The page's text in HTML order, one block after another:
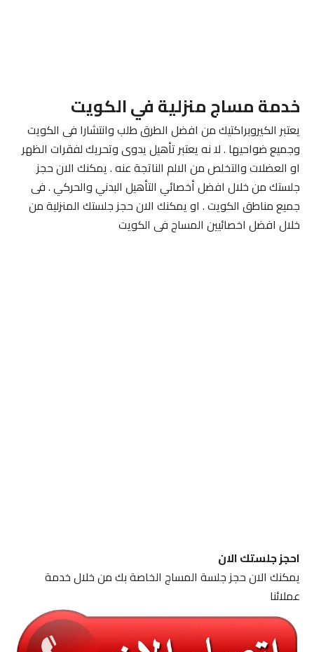
خدمة مساج منزلية في الكويت
يعتبر الكيروبراكتيك من افضل الطرق طلب وانتشارا فى الكويت
وجميع ضواحيها . لا نه يعتبر تأهيل يدوى وتحريك لفقرات الظهر
او العضلات والتخلص من الالم الناتجة عنه . يمكنك الان حجز
جلستك من خلال افضل أخصائي التأهيل البدني والحركي . فى
جميع مناطق الكويت . او يمكنك الان حجز جلستك المنزلية من
خلال افضل اخصائيين المساج فى الكويت
احجز جلستك الان
يمكنك الان حجز جلسة المساج الخاصة بك من خلال خدمة
عملائنا